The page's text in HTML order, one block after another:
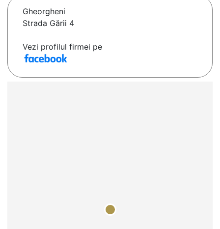
Gheorgheni
Strada Gării 4
Vezi profilul firmei pe